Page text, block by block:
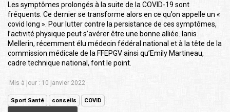
Les symptômes prolongés à la suite de la COVID-19 sont
fréquents. Ce dernier se transforme alors en ce qu’on appelle un «
covid long ». Pour lutter contre la persistance de ces symptômes,
l’activité physique peut s’avérer être une bonne alliée. Ianis
Mellerin, récemment élu médecin fédéral national et à la tête de la
commission médicale de la FFEPGV ainsi qu’Emily Martineau,
cadre technique national, font le point.
Mis à jour : 10 janvier 2022
Sport Santé conseils COVID